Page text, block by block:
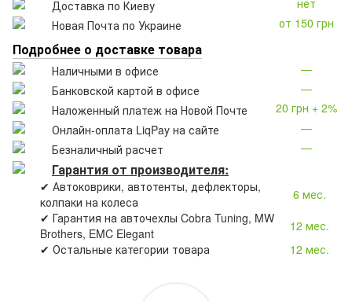
Доставка по Киеву
нет
Новая Почта по Украине
от 150 грн
Подробнее о доставке товара
Наличными в офисе
—
Банковской картой в офисе
—
Наложенный платеж на Новой Почте
20 грн + 2%
Онлайн-оплата LiqPay на сайте
—
Безналичный расчет
—
Гарантия от производителя:
✔ Автоковрики, автотенты, дефлекторы,
колпаки на колеса
6 мес.
✔ Гарантия на авточехлы Cobra Tuning, MW
Brothers, EMC Elegant
12 мес.
✔ Остальные категории товара
12 мес.